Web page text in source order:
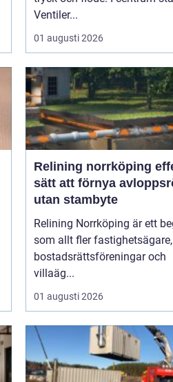
Ventiler...
01 augusti 2026
Relining norrköping effektivt
sätt att förnya
utan stambyte
Relining Norrköping är ett
som allt fler fastighetsägare,
bostadsrättsföreningar och
villaäg...
01 augusti 2026